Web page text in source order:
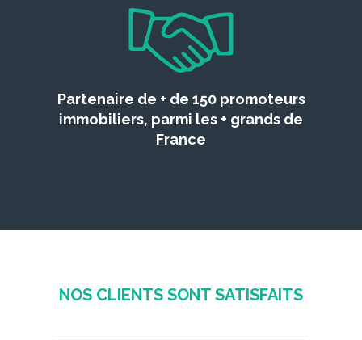
Partenaire de + de 150 promoteurs
immobiliers, parmi les + grands de
France
NOS CLIENTS SONT SATISFAITS